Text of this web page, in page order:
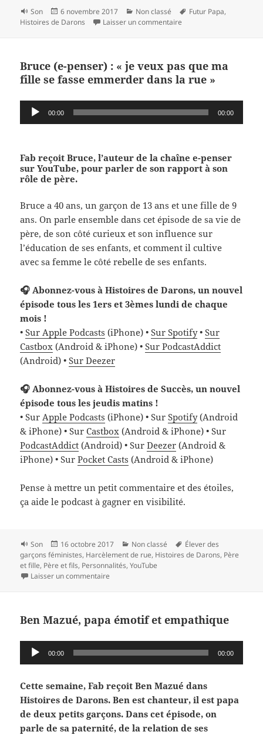
Format
Son
Publié
le
6 novembre 2017 Catégories
Non classé
Mots-
Futur Papa,
Histoires de Darons
Laisser un commentaire
Bruce (e-penser) : « je veux pas que ma
fille se fasse emmerder dans la rue »
Lecteur
audio
00:00 00:00
Fab reçoit Bruce, l’auteur de la chaîne e-penser
sur YouTube, pour parler de son rapport à son
rôle de père.
Bruce a 40 ans, un garçon de 13 ans et une fille de 9
ans. On parle ensemble dans cet épisode de sa vie de
père, de son côté curieux et son influence sur
l’éducation de ses enfants, et comment il cultive
avec sa femme le côté rebelle de ses enfants.
🎧 Abonnez-vous à Histoires de Darons, un nouvel
épisode tous les 1ers et 3èmes lundi de chaque
mois !
•Sur Apple Podcasts (iPhone) •Sur Spotify•Sur
Castbox (Android & iPhone) •Sur PodcastAddict
(Android) •Sur Deezer
🎧 Abonnez-vous à Histoires de Succès, un nouvel
épisode tous les jeudis matins !
• SurApple Podcasts (iPhone) • SurSpotify(Android
& iPhone) • SurCastbox (Android & iPhone) • Sur
PodcastAddict (Android) • SurDeezer (Android &
iPhone) • SurPocket Casts (Android & iPhone)
Pense à mettre un petit commentaire et des étoiles,
ça aide le podcast à gagner en visibilité.
Format
Son
Publié
le
16 octobre 2017 Catégories
Non classé
Mots-
clés
Élever des
garçons féministes, Harcèlement de rue, Histoires de Darons, Père
et fille, Père et fils, Personnalités,YouTube
Laisser un commentaire
Ben Mazué, papa émotif et empathique
Lecteur 00:00 00:00
Cette semaine, Fab reçoit Ben Mazué dans
Histoires de Darons. Ben est chanteur, il est papa
de deux petits garçons. Dans cet épisode, on
parle de sa paternité, de la relation de ses